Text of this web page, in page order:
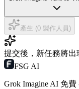
產生 (0 製作人員)
提交後，新任務將出
FSG AI
Grok Imagine AI 免